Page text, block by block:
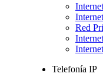
Red
Telefonía IP